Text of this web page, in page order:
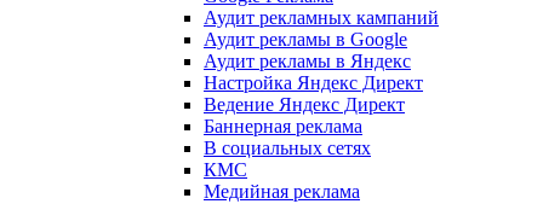
Аудит рекламных кампаний
Аудит рекламы в Google
Аудит рекламы в Яндекс
Настройка Яндекс Директ
Ведение Яндекс Директ
Баннерная реклама
В социальных сетях
КМС
Медийная реклама